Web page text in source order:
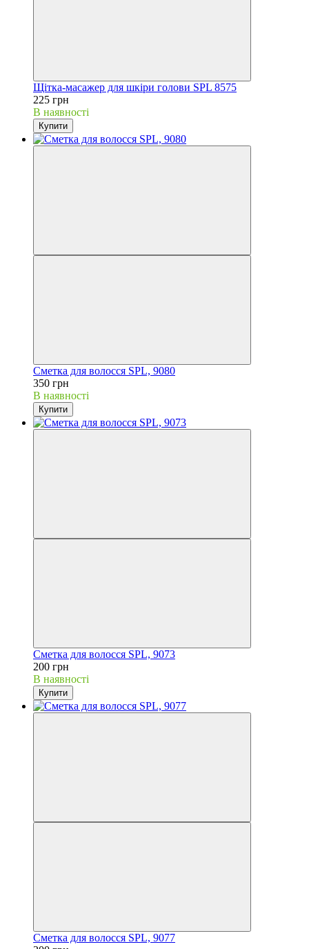
Щітка-масажер для шкіри голови SPL 8575
225 грн
В наявності
Купити
Сметка для волосся SPL, 9080
350 грн
В наявності
Купити
Сметка для волосся SPL, 9073
200 грн
В наявності
Купити
Сметка для волосся SPL, 9077